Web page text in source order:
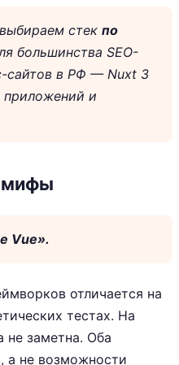
стек по
большинства SEO-
сайтов в РФ — Nuxt 3
приложений и
мифы
Vue».
отличается на
тестах. На
не заметна. Оба
а не возможности